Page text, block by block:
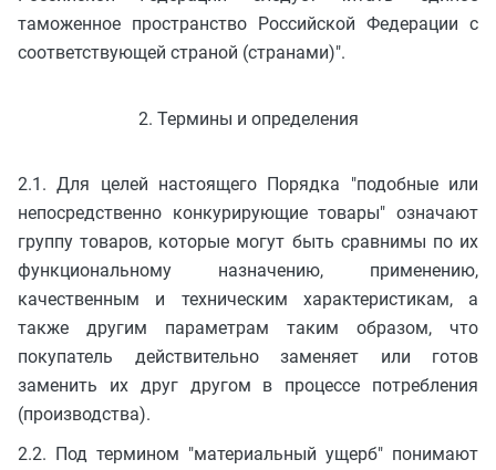
таможенное пространство Российской Федерации с
соответствующей страной (странами)".
2. Термины и определения
2.1. Для целей настоящего Порядка "подобные или
непосредственно конкурирующие товары" означают
группу товаров, которые могут быть сравнимы по их
функциональному назначению, применению,
качественным и техническим характеристикам, а
также другим параметрам таким образом, что
покупатель действительно заменяет или готов
заменить их друг другом в процессе потребления
(производства).
2.2. Под термином "материальный ущерб" понимают